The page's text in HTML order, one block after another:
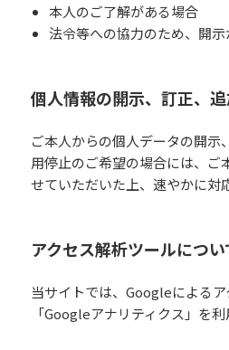
本人のご了解がある場合
法令等への協力のため、開
個人情報の開示、訂正、
ご本人からの個人データの開示
用停止のご希望の場合には、ご
せていただいた上、速やかに対
アクセス解析ツールについ
当サイトでは、Googleによる
「Googleアナリティクス」を利